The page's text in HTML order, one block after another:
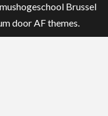
Brussel
door AF themes.